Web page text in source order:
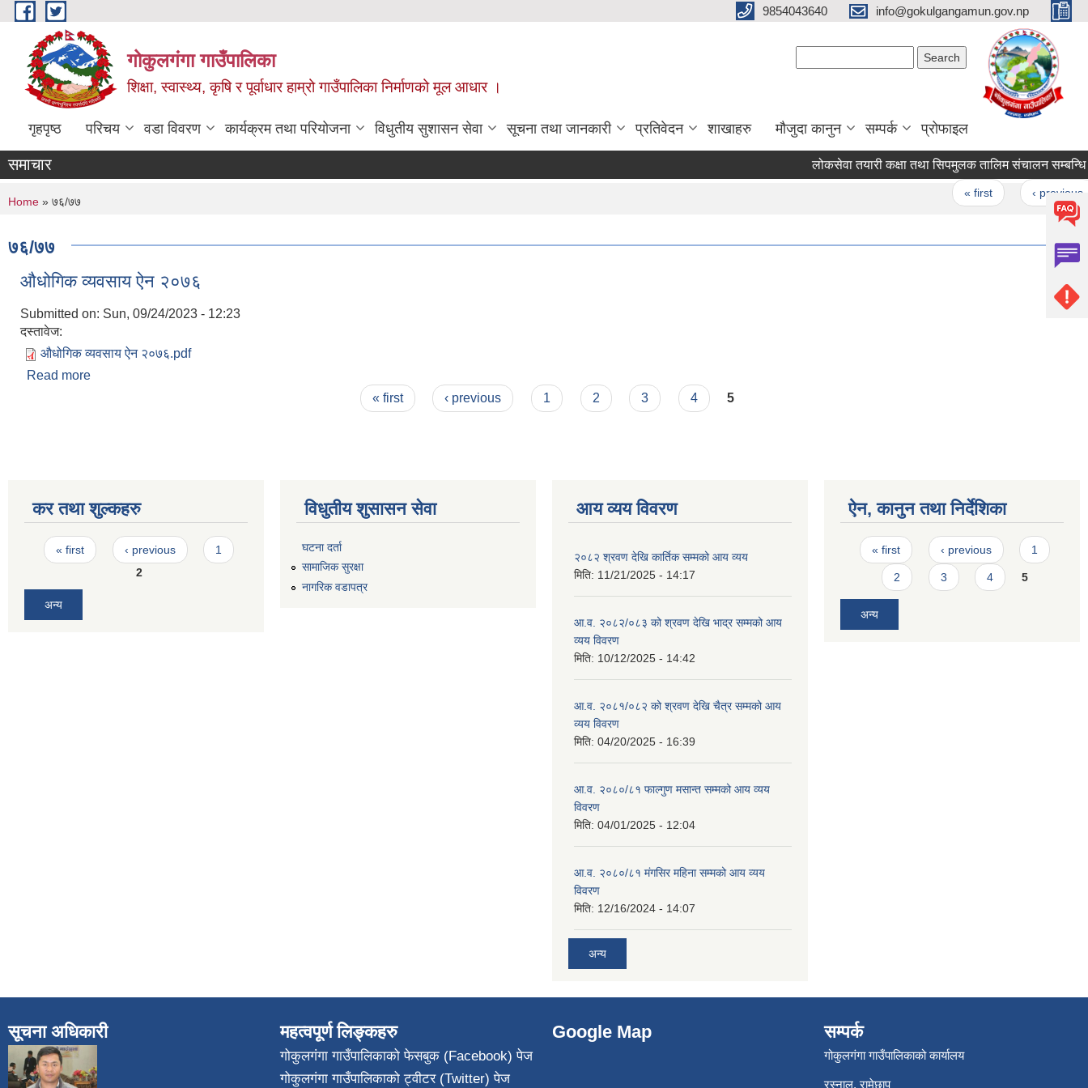
Skip to main content 9854043640 info@gokulgangamun.gov.np
गोकुलगंगा गाउँपालिका
शिक्षा, स्वास्थ्य, कृषि र पूर्वाधार हाम्रो गाउँपालिका निर्माणको मूल आधार ।
गृहपृष्ठ परिचय वडा विवरण कार्यक्रम तथा परियोजना विधुतीय सुशासन सेवा सूचना तथा जानकारी प्रतिवेदन शाखाहरु मौजुदा कानुन सम्पर्क प्रोफाइल
समाचार लोकसेवा तयारी कक्षा तथा सिपमुलक तालिम संचालन सम्बन्धि
« first ‹ previous
You are here
Home » ७६/७७
७६/७७
‌औधोगिक व्यवसाय ऐन २०७६
Submitted on: Sun, 09/24/2023 - 12:23
दस्तावेज:
‌औधोगिक व्यवसाय ऐन २०७६.pdf
Read more
« first ‹ previous 1 2 3 4 5
कर तथा शुल्कहरु
Pages
« first ‹ previous
1
2
अन्य
विधुतीय शुसासन सेवा
घटना दर्ता
सामाजिक सुरक्षा
नागरिक वडापत्र
आय व्यय विवरण
२०८२ श्रवण देखि कार्तिक सम्मको आय व्यय
मिति: 11/21/2025 - 14:17
आ.व. २०८२/०८३ को श्रवण देखि भाद्र सम्मको आय
व्यय विवरण
मिति: 10/12/2025 - 14:42
आ.व. २०८१/०८२ को श्रवण देखि चैत्र सम्मको आय
व्यय विवरण
मिति: 04/20/2025 - 16:39
आ.व. २०८०/८१ फाल्गुण मसान्त सम्मको आय व्यय
विवरण
मिति: 04/01/2025 - 12:04
आ.व. २०८०/८१ मंगसिर महिना सम्मको आय व्यय
विवरण
मिति: 12/16/2024 - 14:07
अन्य
ऐन, कानुन तथा निर्देशिका
Pages
« first ‹ previous 1
2 3 4 5
अन्य
सूचना अधिकारी महत्वपूर्ण लिङ्कहरु
गोकुलगंगा गाउँपालिकाको फेसबुक (Facebook) पेज
गोकुलगंगा गाउँपालिकाको ट्वीटर (Twitter) पेज
Google Map सम्पर्क
गोकुलगंगा गाउँपालिकाको कार्यालय
रस्नालु, रामेछाप